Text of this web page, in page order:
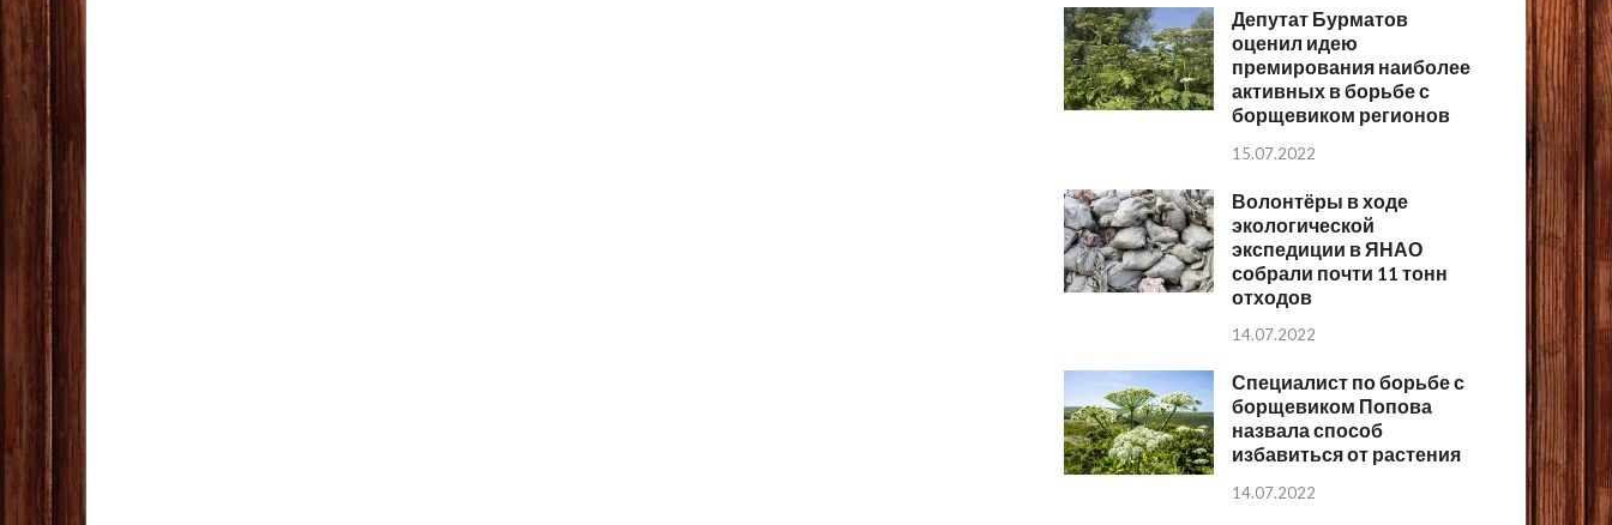
Депутат Бурматов
оценил идею
премирования наиболее
активных в борьбе с
борщевиком регионов
15.07.2022
Волонтёры в ходе
экологической
экспедиции в ЯНАО
собрали почти 11 тонн
отходов
14.07.2022
Специалист по борьбе с
борщевиком Попова
назвала способ
избавиться от растения
14.07.2022